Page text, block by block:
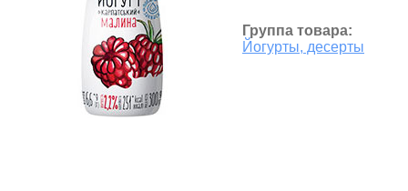
Группа товара:
Йогурты, десерты